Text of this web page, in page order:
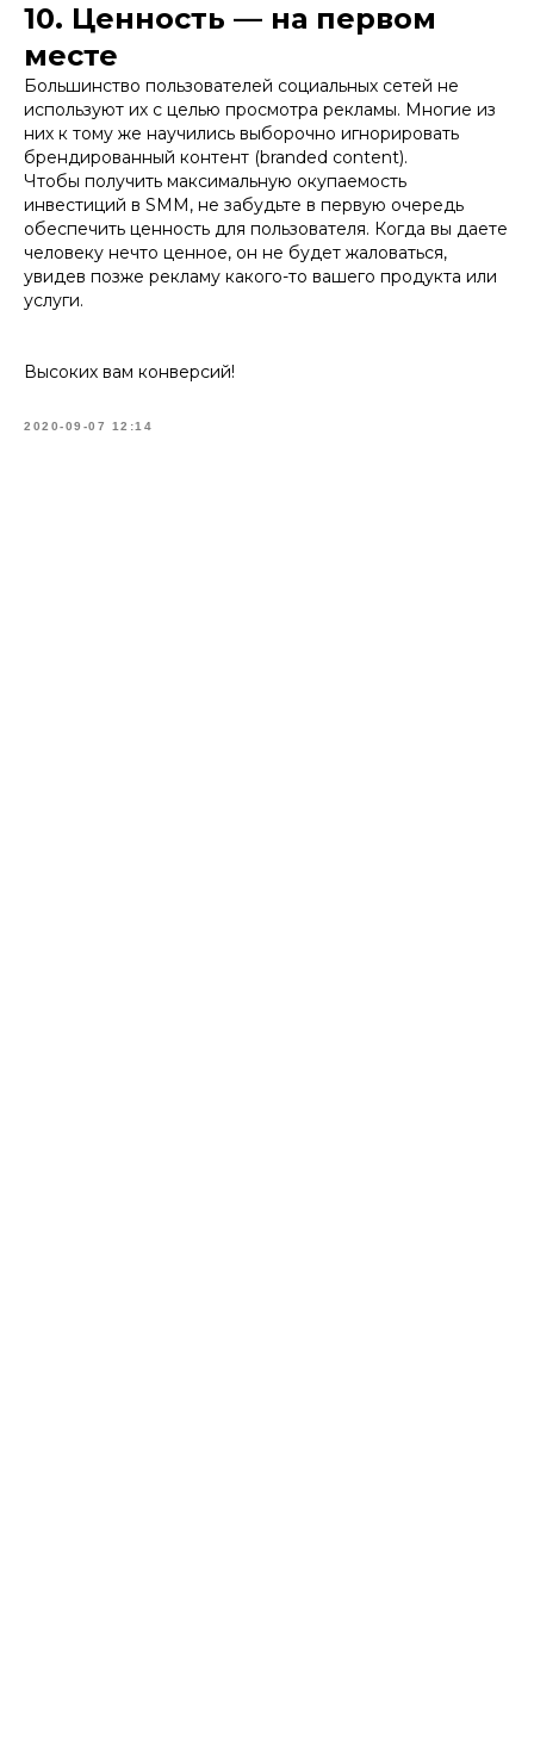
10. Ценность — на первом
месте
Большинство пользователей социальных сетей не
используют их с целью просмотра рекламы. Многие из
них к тому же научились выборочно игнорировать
брендированный контент (branded content).
Чтобы получить максимальную окупаемость
инвестиций в SMM, не забудьте в первую очередь
обеспечить ценность для пользователя. Когда вы даете
человеку нечто ценное, он не будет жаловаться,
увидев позже рекламу какого-то вашего продукта или
услуги.
Высоких вам конверсий!
2020-09-07 12:14